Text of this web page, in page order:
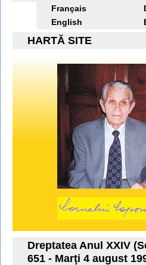
Français
English
HARTĂ SITE
Dreptatea Anul XXIV
651 - Marţi 4 august